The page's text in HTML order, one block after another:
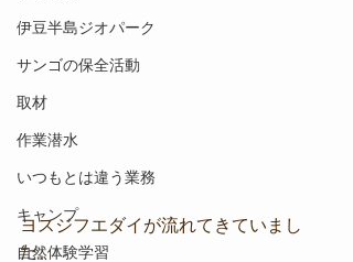
伊豆半島ジオパーク
サンゴの保全活動
取材
作業潜水
いつもとは違う業務
キャンプ
自然体験学習
ヨスジフエダイが流れてきていまし
た。